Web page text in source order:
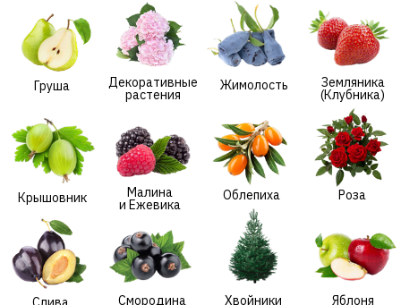
Написать в WhatsApp
Крышовник и Ежевика
Облепиха Роза
Слива Смородина Хвойники Яблоня